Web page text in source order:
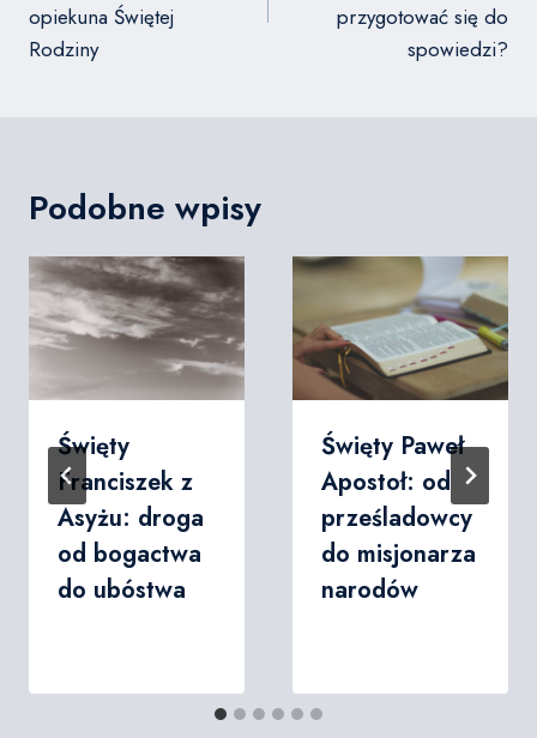
opiekuna Świętej
Rodziny
przygotować się do
spowiedzi?
Podobne wpisy
Święty
Franciszek z
Asyżu: droga
od bogactwa
do ubóstwa
Święty Paweł
Apostoł: od
prześladowcy
do misjonarza
narodów